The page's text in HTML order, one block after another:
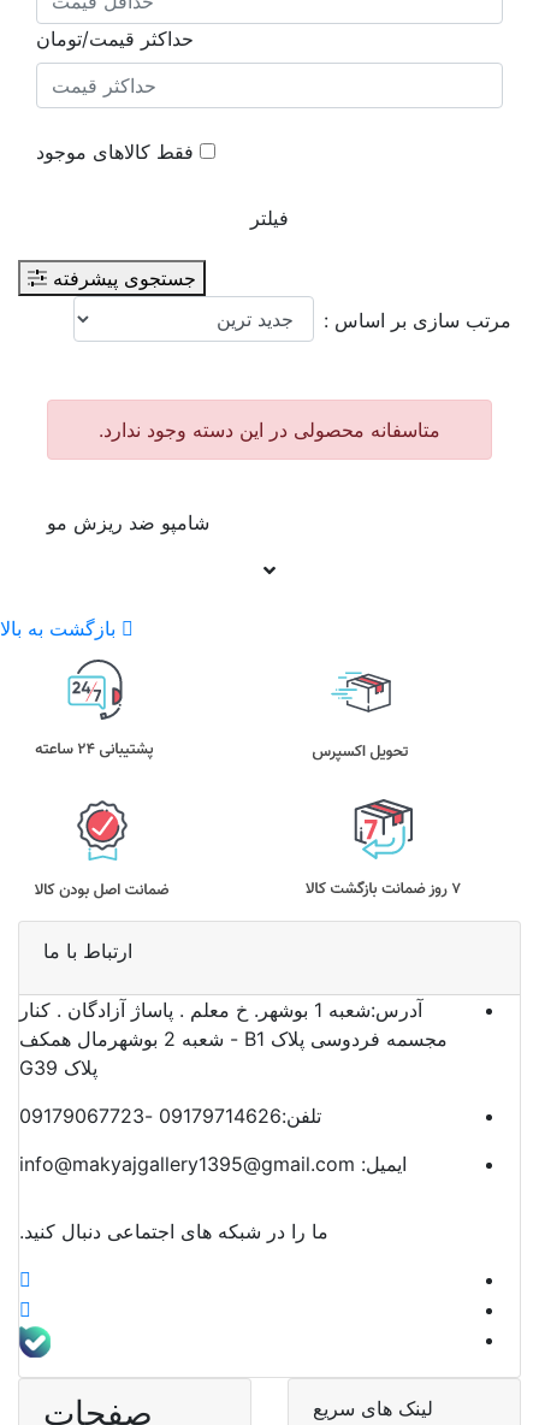
حداکثر قیمت/تومان
فقط کالاهای موجود
فیلتر
جستجوی پیشرفته
مرتب سازی بر اساس :
متاسفانه محصولی در این دسته وجود ندارد.
شامپو ضد ریزش مو
بازگشت به بالا
ارتباط با ما
آدرس:
شعبه 1 بوشهر. خ معلم . پاساژ آزادگان . کنار
مجسمه فردوسی پلاک B1 - شعبه 2 بوشهرمال همکف
پلاک G39
تلفن:09179714626 -09179067723
ایمیل:
ما را در شبکه های اجتماعی دنبال کنید.
لینک های سریع
صفحات